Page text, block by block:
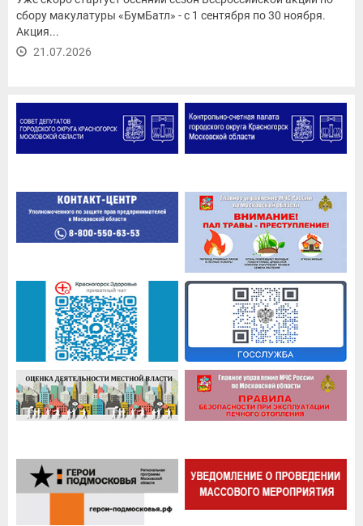
сбору макулатуры «БумБатл» - с 1 сентября по 30 ноября.
Акция...
21.07.2026